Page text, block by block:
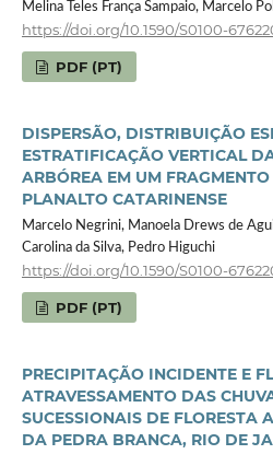
Melina Teles França Sampaio, Marcelo
https://doi.org/10.1590/S0100-
PDF (PT)
DISPERSÃO, DISTRIBUIÇÃO
ESTRATIFICAÇÃO VERTICAL
ARBÓREA EM UM
PLANALTO CATARINENSE
Marcelo Negrini, Manoela Drews de
Carolina da Silva, Pedro Higuchi
https://doi.org/10.1590/S0100-
PDF (PT)
PRECIPITAÇÃO INCIDENTE E
ATRAVESSAMENTO DAS
SUCESSIONAIS DE FLORESTA
DA PEDRA BRANCA, RIO DE